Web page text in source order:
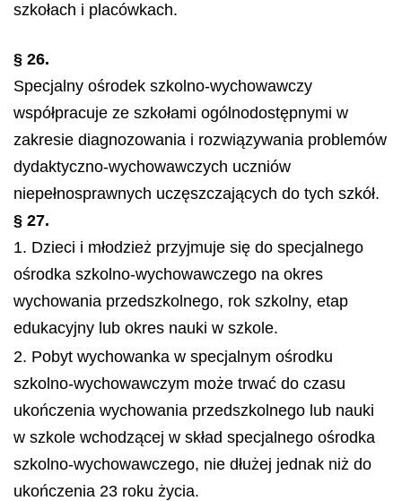
szkołach i placówkach.
§ 26.
Specjalny ośrodek szkolno-wychowawczy
współpracuje ze szkołami ogólnodostępnymi w
zakresie diagnozowania i rozwiązywania problemów
dydaktyczno-wychowawczych uczniów
niepełnosprawnych uczęszczających do tych szkół.
§ 27.
1. Dzieci i młodzież przyjmuje się do specjalnego
ośrodka szkolno-wychowawczego na okres
wychowania przedszkolnego, rok szkolny, etap
edukacyjny lub okres nauki w szkole.
2. Pobyt wychowanka w specjalnym ośrodku
szkolno-wychowawczym może trwać do czasu
ukończenia wychowania przedszkolnego lub nauki
w szkole wchodzącej w skład specjalnego ośrodka
szkolno-wychowawczego, nie dłużej jednak niż do
ukończenia 23 roku życia.